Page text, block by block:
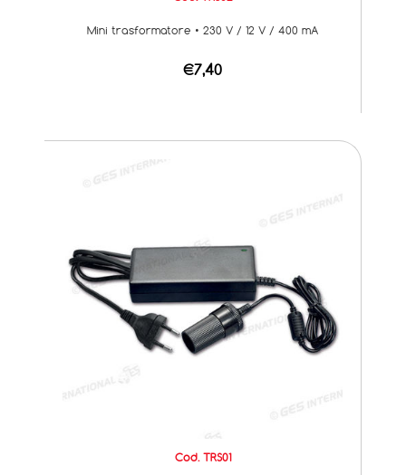
Mini trasformatore • 230 V / 12 V / 400 mA
€7,40
Cod. TRS01